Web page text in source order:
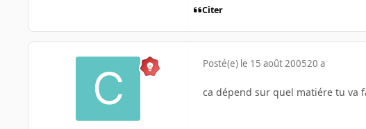
Citer
Posté(e) le 15 août 200520 a
ca dépend sur quel matiére tu va